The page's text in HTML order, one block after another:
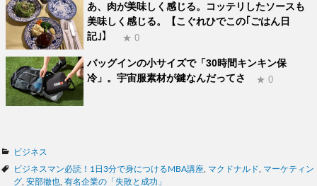
あ、肉が美味しく感じる。コッテリしたソースも
美味しく感じる。【こぐれひでこの｢ごはん日
記｣】
★ 0
バッグインの小サイズで「30時間キンキン保
冷」。宇宙服素材が鍵なんだってさ
★ 0
カ
テ
ゴ
ビジネス
タ
グ
ビジネスマン必読！1日3分で身につけるMBA講座 マクドナルド
マーケティン
グ 安部徹也 有名企業の「失敗と成功」